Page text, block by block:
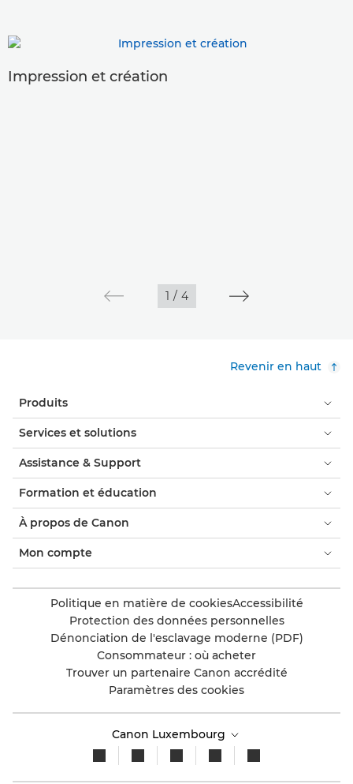
Impression et création
1 / 4
Revenir en haut
Produits
Services et solutions
Assistance & Support
Formation et éducation
À propos de Canon
Mon compte
Politique en matière de cookiesAccessibilité
Protection des données personnelles
Dénonciation de l'esclavage moderne (PDF)
Consommateur : où acheter
Trouver un partenaire Canon accrédité
Paramètres des cookies
Canon Luxembourg